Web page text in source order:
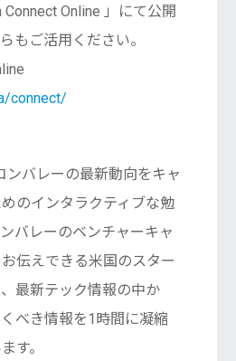
Online 」にて公開
もご活用ください。
connect/
ンバレーの最新動向をキャ
のインタラクティブな勉
バレーのベンチャーキャ
伝えできる米国のスター
最新テック情報の中か
べき情報を1時間に凝縮
す。